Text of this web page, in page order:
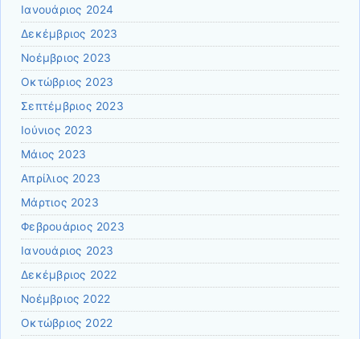
Ιανουάριος 2024
Δεκέμβριος 2023
Νοέμβριος 2023
Οκτώβριος 2023
Σεπτέμβριος 2023
Ιούνιος 2023
Μάιος 2023
Απρίλιος 2023
Μάρτιος 2023
Φεβρουάριος 2023
Ιανουάριος 2023
Δεκέμβριος 2022
Νοέμβριος 2022
Οκτώβριος 2022